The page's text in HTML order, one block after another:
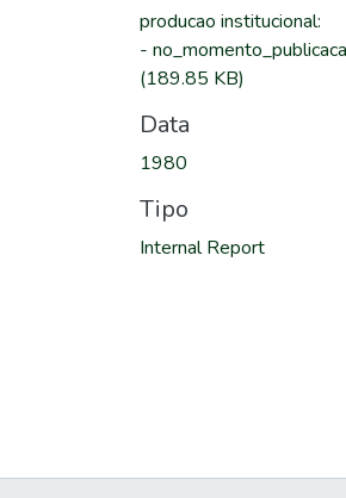
producao institucional:
-
(189.85 KB)
Data
1980
Tipo
Internal Report